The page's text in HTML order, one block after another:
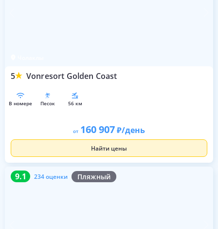
5 Vonresort Golden Coast
в номере песок 56 км
от 160 907 /день
Найти цены
9.1 234 оценки Пляжный
9.1 234 оценки